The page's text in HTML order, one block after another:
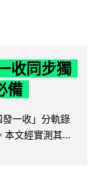
收同步獨
備
一收」分軌錄
文經實測其...